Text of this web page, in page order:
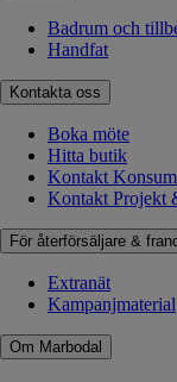
Badrum och
Handfat
Kontakta oss
Boka möte
Hitta butik
Kontakt
Kontakt Projekt
För återförsäljare &
Extranät
Kampanjmaterial
Om Marbodal